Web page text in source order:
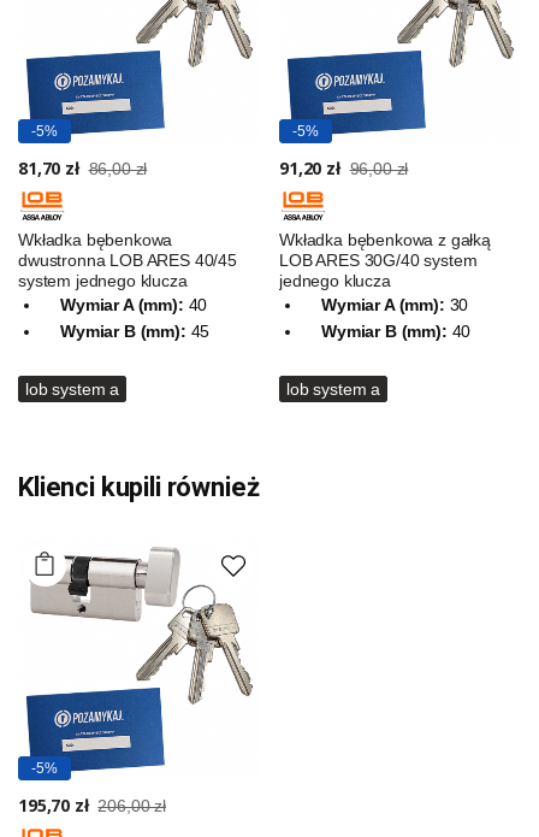
-5%
81,70 zł 86,00 zł
Wkładka bębenkowa
dwustronna LOB ARES 40/45
system jednego klucza
Wymiar A (mm): 40
Wymiar B (mm): 45
lob system a
-5%
91,20 zł 96,00 zł
Wkładka bębenkowa z gałką
LOB ARES 30G/40 system
jednego klucza
Wymiar A (mm): 30
Wymiar B (mm): 40
lob system a
Klienci kupili również
-5%
195,70 zł 206,00 zł